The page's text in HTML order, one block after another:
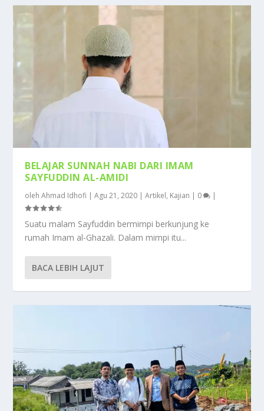
BELAJAR SUNNAH NABI DARI IMAM
SAYFUDDIN AL-AMIDI
olehAhmad Idhofi |Agu 21, 2020 |Artikel, Kajian | 0 |
Suatu malam Sayfuddin bermimpi berkunjung ke
rumah Imam al-Ghazali. Dalam mimpi itu...
BACA LEBIH LAJUT